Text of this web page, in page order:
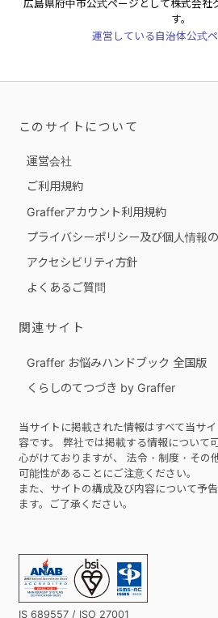
広島県府中市公式ページとして株式会社
す。
運営している自治体公式
このサイトについて
運営会社
ご利用規約
Grafferアカウント利用規約
プライバシーポリシー及び個人情報
アクセシビリティ方針
よくあるご質問
関連サイト
Graffer お悩みハンドブック 全国版
くらしのてつづき by Graffer
当サイトに掲載された情報はすべて当サ
容です。 弊社では掲載する情報について
心がけておりますが、 法令・制度・その
可能性があることにご注意ください。
また、サイトの構成及び内容について予
ます。ご了承ください。
IS 689557 / ISO 27001